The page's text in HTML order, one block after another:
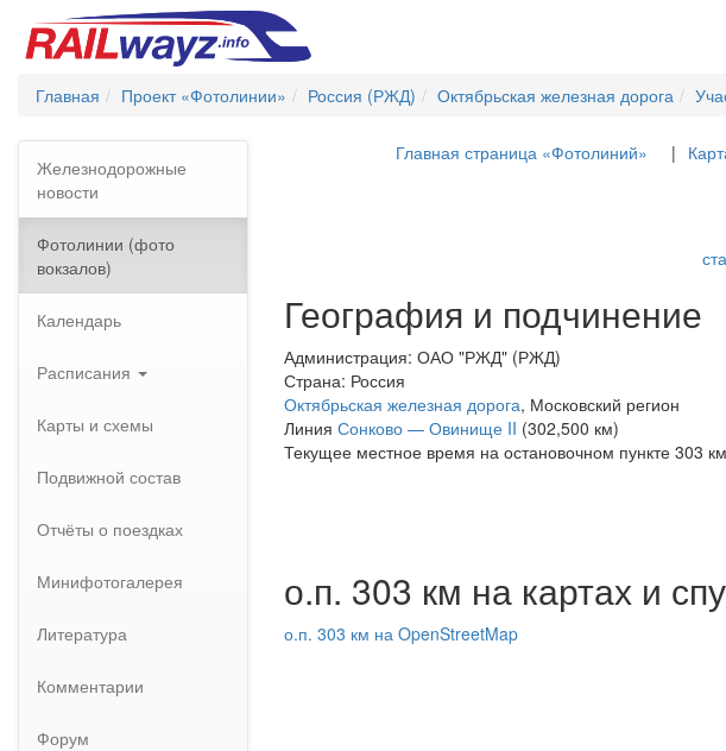
Главная Проект «Фотолинии» Россия (РЖД) Октябрьская железная дорога
Железнодорожные
новости
Фотолинии (фото
вокзалов)
Календарь
Расписания
Карты и схемы
Подвижной состав
Отчёты о поездках
Минифотогалерея
Литература
Комментарии
Форум
Главная страница «Фотолиний»
География и подчинение
Администрация: ОАО "РЖД" (РЖД)
Страна: Россия
Октябрьская железная дорога, Московский регион
Линия Сонково — Овинище II (302,500 км)
Текущее местное время на остановочном пункте 303
о.п. 303 км на картах и
о.п. 303 км на OpenStreetMap